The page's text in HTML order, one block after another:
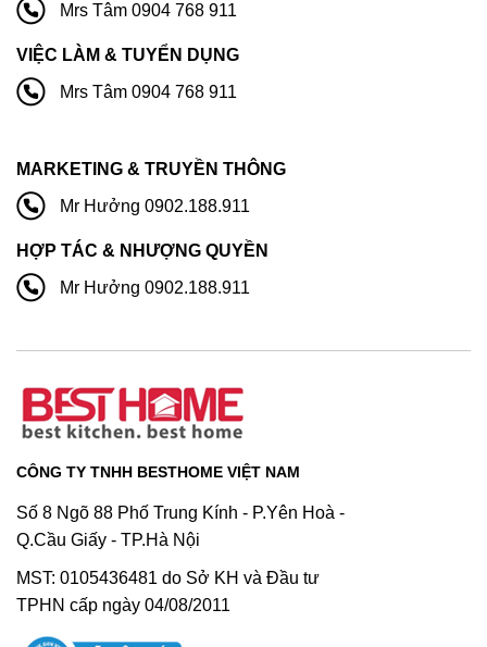
Mrs Tâm 0904 768 911
VIỆC LÀM & TUYỂN DỤNG
Mrs Tâm 0904 768 911
MARKETING & TRUYỀN THÔNG
Mr Hưởng 0902.188.911
HỢP TÁC & NHƯỢNG QUYỀN
Mr Hưởng 0902.188.911
CÔNG TY TNHH BESTHOME VIỆT NAM
Số 8 Ngõ 88 Phố Trung Kính - P.Yên Hoà -
Q.Cầu Giấy - TP.Hà Nội
MST: 0105436481 do Sở KH và Đầu tư
TPHN cấp ngày 04/08/2011